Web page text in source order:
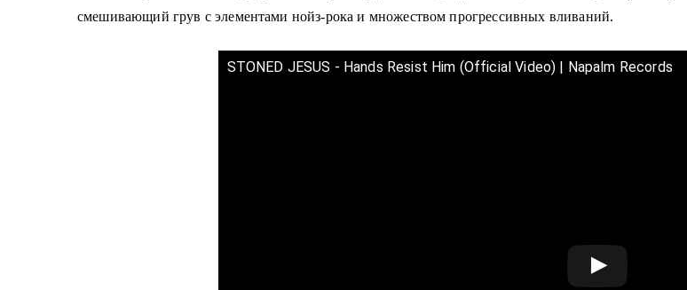
смешивающий грув с элементами нойз-рока и множеством прогрессивных вливаний.
STONED JESUS - Hands Resist Him (Official Video) | Napalm Records